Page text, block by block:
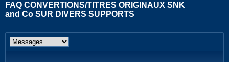
FAQ CONVERTIONS/TITRES ORIGINAUX SNK
and Co SUR DIVERS SUPPORTS